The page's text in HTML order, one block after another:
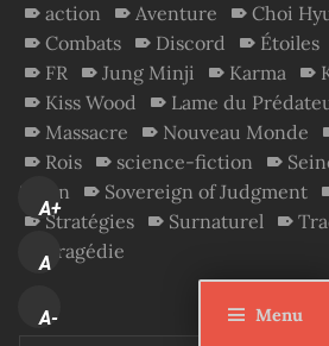
Menu
action Aventure Choi
Combats
Discord Étoiles
FR
Jung Minji Karma
Kiss Wood
Lame du
Massacre
Nouveau Monde
Rois
science-fiction
Simin
Sovereign of Judgment
Stratégies
Surnaturel
Tragédie
A+
A
A-